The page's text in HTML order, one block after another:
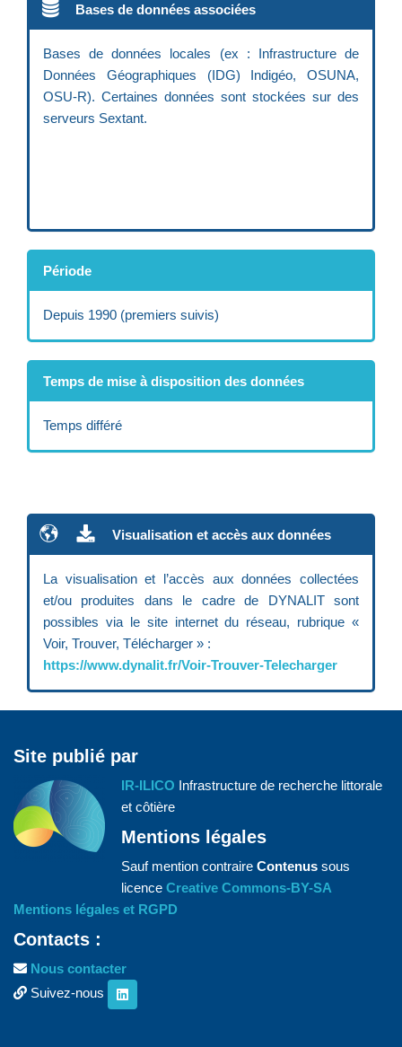
Bases de données associées
Bases de données locales (ex : Infrastructure de
Données Géographiques (IDG) Indigéo, OSUNA,
OSU-R). Certaines données sont stockées sur des
serveurs Sextant.
Période
Depuis 1990 (premiers suivis)
Temps de mise à disposition des données
Temps différé
Visualisation et accès aux données
La visualisation et l’accès aux données collectées
et/ou produites dans le cadre de DYNALIT sont
possibles via le site internet du réseau, rubrique «
Voir, Trouver, Télécharger » :
https://www.dynalit.fr/Voir-Trouver-Telecharger
Site publié par
IR-ILICO Infrastructure de recherche littorale
et côtière
Mentions légales
Sauf mention contraire Contenus sous
licence Creative Commons-BY-SA
Mentions légales et RGPD
Contacts :
Nous contacter
Suivez-nous